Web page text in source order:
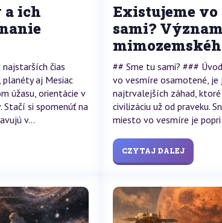
a ich
čias
aj Mesiac
úžasu, orientácie v
si spomenúť na
v...
Existujeme
sami?
## Sme tu sami? ###
vo vesmíre osamotené, je
najtrvalejších záhad, ktoré
civilizáciu už od praveku.
miesto vo vesmíre je
CZYTAJ DALEJ